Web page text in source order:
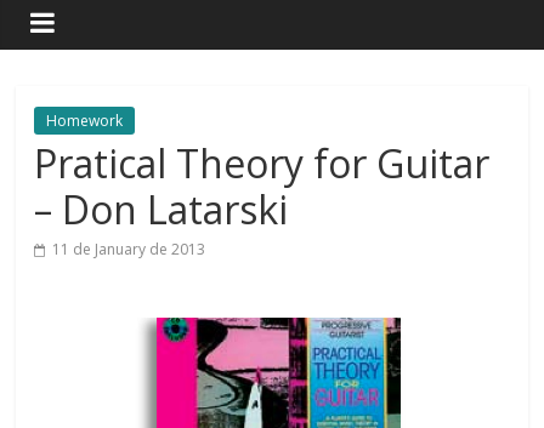
Homework
Pratical Theory for Guitar
– Don Latarski
11 de January de 2013